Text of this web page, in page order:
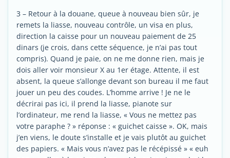
3 – Retour à la douane, queue à nouveau bien sûr, je
remets la liasse, nouveau contrôle, un visa en plus,
direction la caisse pour un nouveau paiement de 25
dinars (je crois, dans cette séquence, je n’ai pas tout
compris). Quand je paie, on ne me donne rien, mais je
dois aller voir monsieur X au 1er étage. Attente, il est
absent, la queue s’allonge devant son bureau il me faut
jouer un peu des coudes. L’homme arrive ! Je ne le
décrirai pas ici, il prend la liasse, pianote sur
l’ordinateur, me rend la liasse, « Vous ne mettez pas
votre paraphe ? » réponse : « guichet caisse ». OK, mais
j’en viens, le doute s’installe et je vais plutôt au guichet
des papiers. « Mais vous n’avez pas le récépissé » « euh